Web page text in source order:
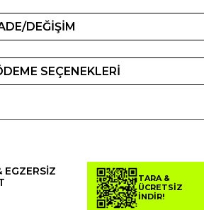
DEĞİŞİM
SEÇENEKLERİ
EGZERSİZ
TARA &
ÜCRETSİZ
İNDİR!